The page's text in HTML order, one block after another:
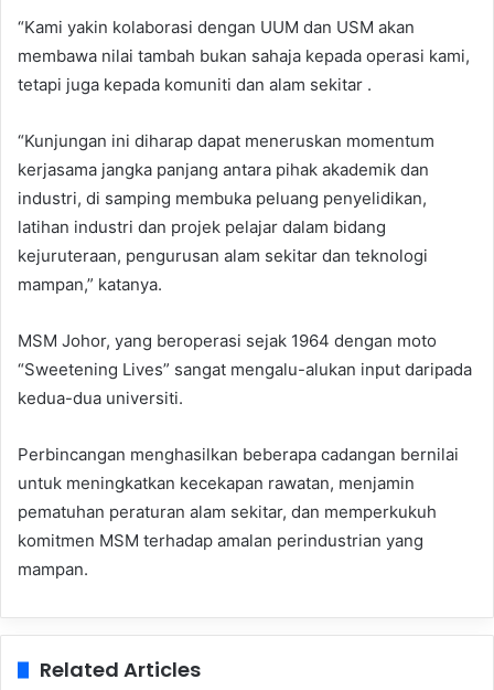
“Kami yakin kolaborasi dengan UUM dan USM akan
membawa nilai tambah bukan sahaja kepada operasi kami,
tetapi juga kepada komuniti dan alam sekitar .
“Kunjungan ini diharap dapat meneruskan momentum
kerjasama jangka panjang antara pihak akademik dan
industri, di samping membuka peluang penyelidikan,
latihan industri dan projek pelajar dalam bidang
kejuruteraan, pengurusan alam sekitar dan teknologi
mampan,” katanya.
MSM Johor, yang beroperasi sejak 1964 dengan moto
“Sweetening Lives” sangat mengalu-alukan input daripada
kedua-dua universiti.
Perbincangan menghasilkan beberapa cadangan bernilai
untuk meningkatkan kecekapan rawatan, menjamin
pematuhan peraturan alam sekitar, dan memperkukuh
komitmen MSM terhadap amalan perindustrian yang
mampan.
Related Articles